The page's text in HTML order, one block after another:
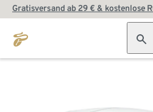
Gratisversand ab 29 € & kostenlose